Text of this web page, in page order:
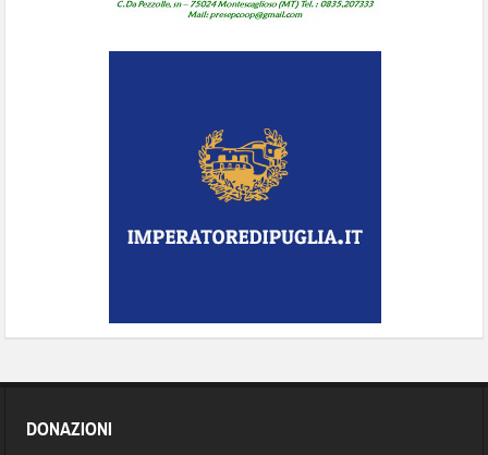
DONAZIONI